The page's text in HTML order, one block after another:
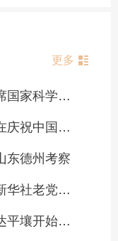
更多
【高层动态】习近平出席国家科学技术奖励大会两院院士大会中国科协第十一次全国代表大会并发表重要讲话
【高层动态】习近平：在庆祝中国共产党成立105周年大会上的讲话
东德州考察
【高层动态】习近平给新华社老党员张连生回信强调 传承红色基因 在新征程上书写优异答卷
【高层动态】习近平抵达平壤开始对朝鲜进行国事访问